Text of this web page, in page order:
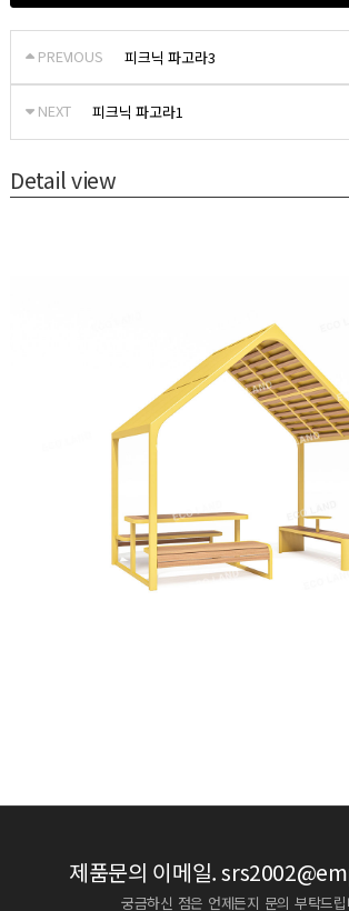
PREVIOUS 피크닉 파고라3
NEXT 피크닉 파고라1
Detail view
제품문의 이메일.
궁금하신 점은 언제든지 문의 부탁드